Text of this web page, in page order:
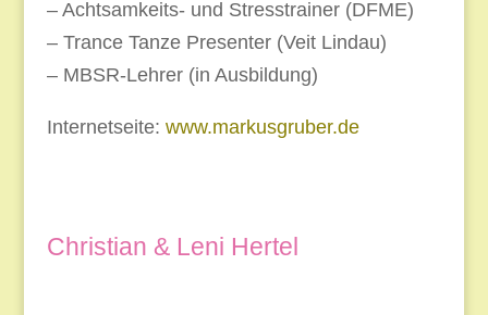
– Achtsamkeits- und Stresstrainer (DFME)
– Trance Tanze Presenter (Veit Lindau)
– MBSR-Lehrer (in Ausbildung)
Internetseite: www.markusgruber.de
Christian & Leni Hertel